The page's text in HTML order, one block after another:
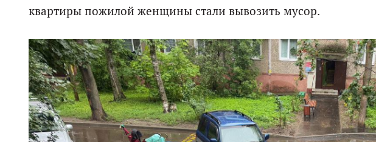
квартиры пожилой женщины стали вывозить мусор.